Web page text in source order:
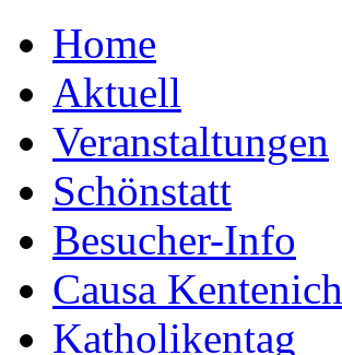
Home
Aktuell
Veranstaltungen
Schönstatt
Besucher-Info
Causa Kentenich
Katholikentag